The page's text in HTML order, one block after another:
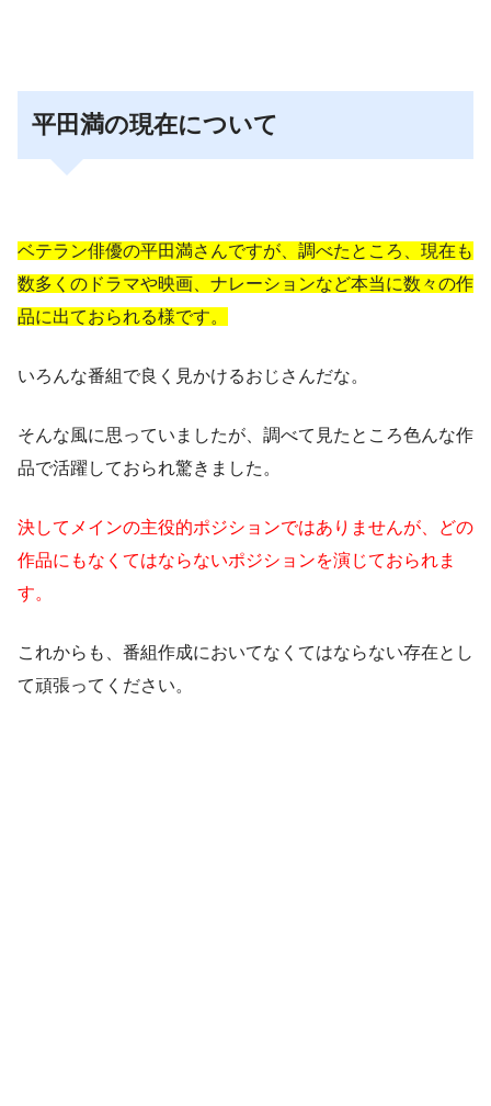
平田満の現在について
ベテラン俳優の平田満さんですが、調べたところ、現在も
数多くのドラマや映画、ナレーションなど本当に数々の作
品に出ておられる様です。
いろんな番組で良く見かけるおじさんだな。
そんな風に思っていましたが、 調べて見たところ色んな作
品で活躍しておられ驚きました。
決してメインの主役的ポジションではありませんが、どの
作品にもなくてはならないポジションを演じておられま
す。
これからも、番組作成においてなくてはならない存在とし
て頑張ってください。